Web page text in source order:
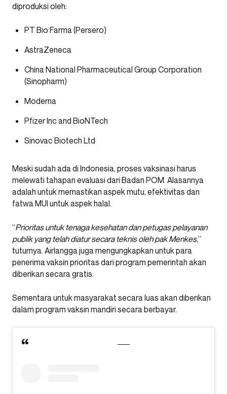
diproduksi oleh:
PT Bio Farma (Persero)
AstraZeneca
China National Pharmaceutical Group Corporation
(Sinopharm)
Moderna
Pfizer Inc and BioNTech
Sinovac Biotech Ltd
Meski sudah ada di Indonesia, proses vaksinasi harus
melewati tahapan evaluasi dari Badan POM. Alasannya
adalah untuk memastikan aspek mutu, efektivitas dan
fatwa MUI untuk aspek halal.
“Prioritas untuk tenaga kesehatan dan petugas pelayanan
publik yang telah diatur secara teknis oleh pak Menkes,”
tuturnya. Airlangga juga mengungkapkan untuk para
penerima vaksin prioritas dari program pemerintah akan
diberikan secara gratis.
Sementara untuk masyarakat secara luas akan diberikan
dalam program vaksin mandiri secara berbayar.